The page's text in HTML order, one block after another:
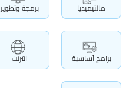
مالتيميديا برمجة وتطوير
برامج أساسية انترنت